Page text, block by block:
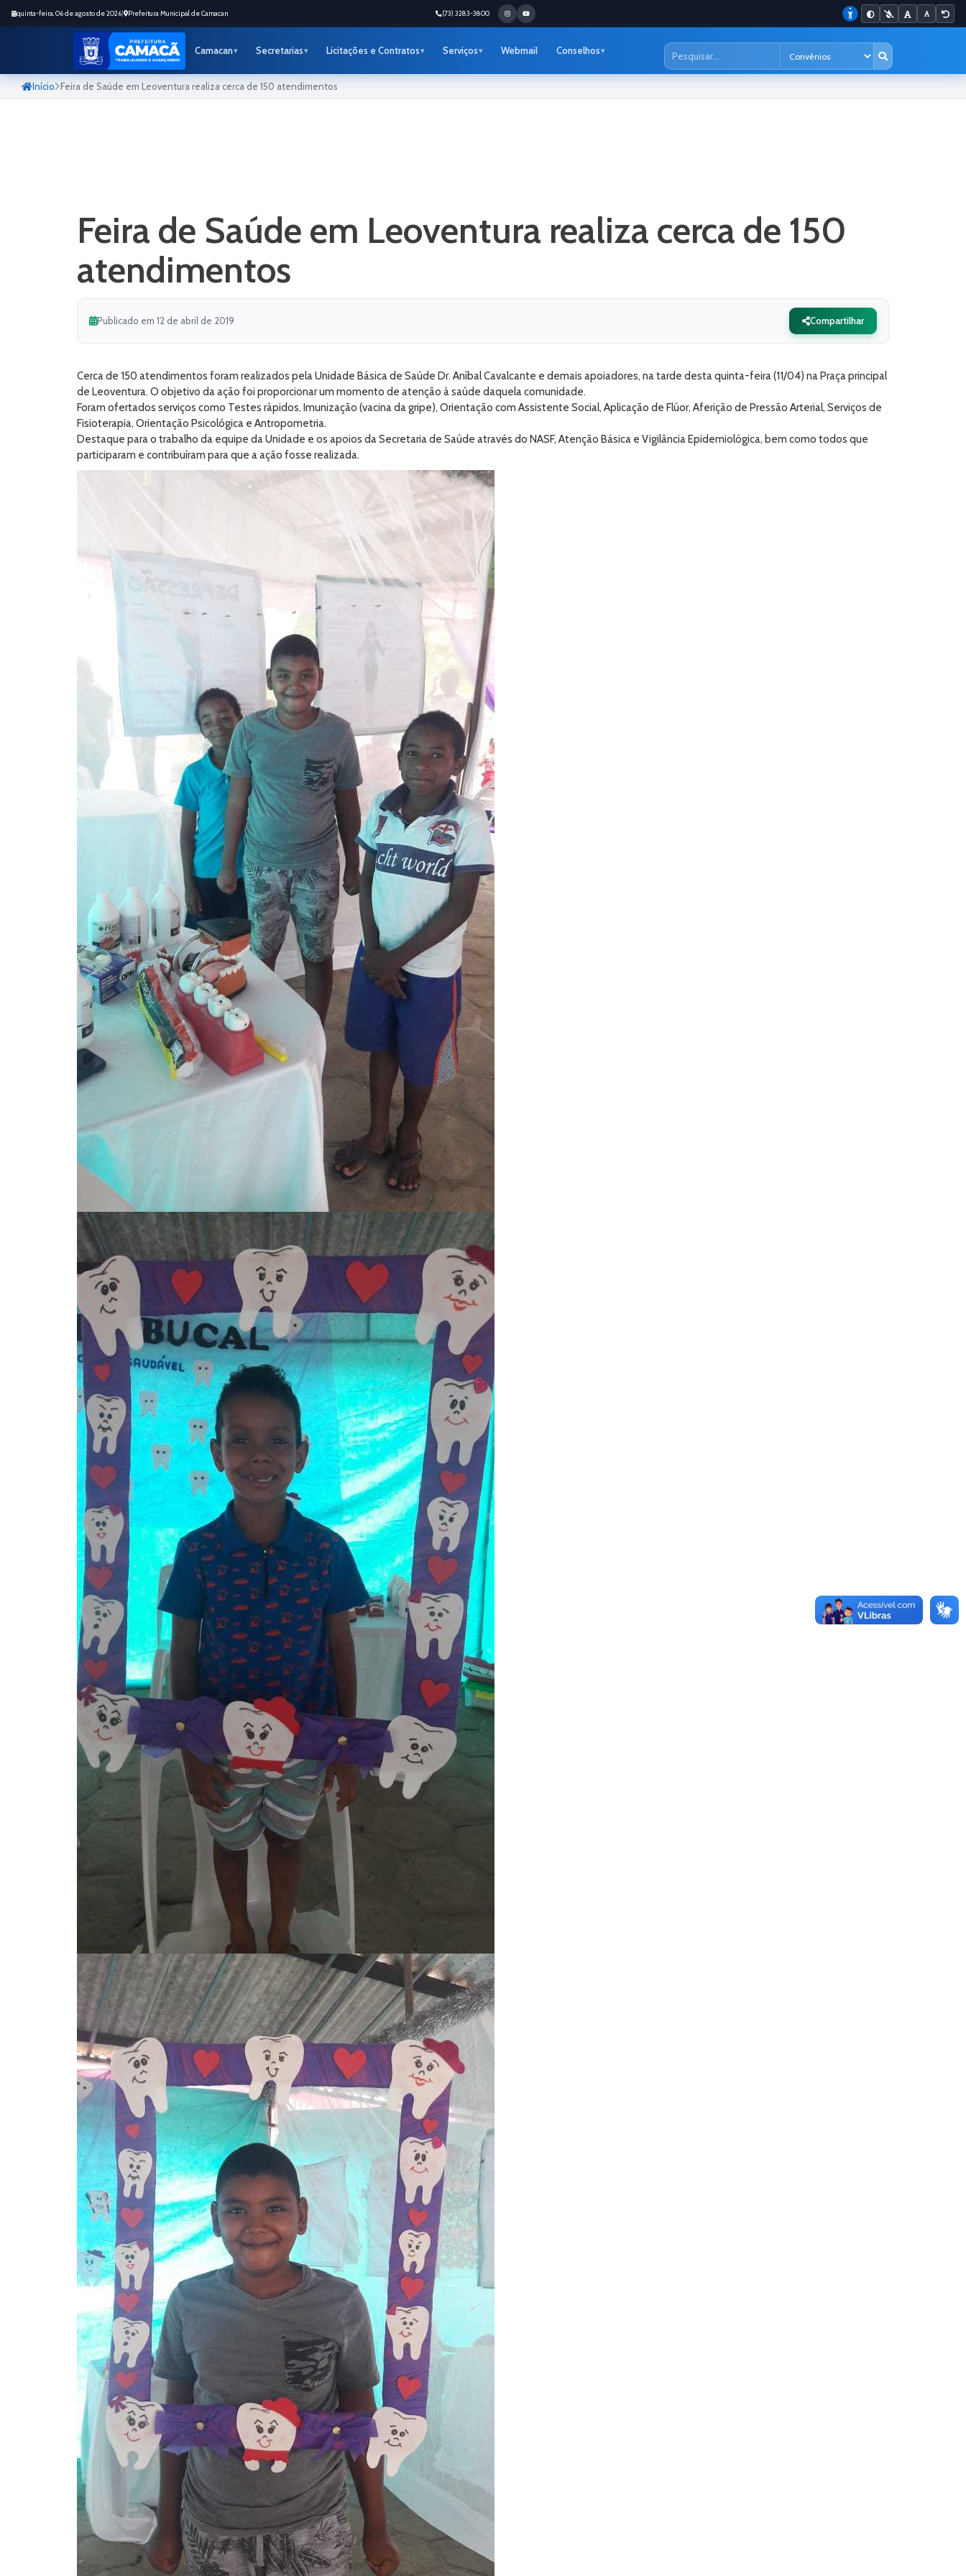
quinta-feira, 06 de agosto de 2026 Prefeitura Municipal de Camacan (73) 3283-3800
Camacan Secretarias Licitações e Contratos Serviços Webmail Conselhos
Início Feira de Saúde em Leoventura realiza cerca de 150 atendimentos
Feira de Saúde em Leoventura realiza cerca de 150
atendimentos
Publicado em 12 de abril de 2019 Compartilhar
Cerca de 150 atendimentos foram realizados pela Unidade Básica de Saúde Dr. Aníbal Cavalcante e demais apoiadores, na tarde desta quinta-feira (11/04) na Praça principal
de Leoventura. O objetivo da ação foi proporcionar um momento de atenção à saúde daquela comunidade.
Foram ofertados serviços como Testes rápidos, Imunização (vacina da gripe), Orientação com Assistente Social, Aplicação de Flúor, Aferição de Pressão Arterial, Serviços de
Fisioterapia, Orientação Psicológica e Antropometria.
Destaque para o trabalho da equipe da Unidade e os apoios da Secretaria de Saúde através do NASF, Atenção Básica e Vigilância Epidemiológica, bem como todos que
participaram e contribuíram para que a ação fosse realizada.